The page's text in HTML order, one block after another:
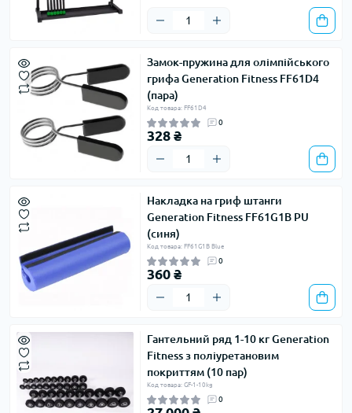
Замок-пружина для олімпійського
грифа Generation Fitness FF61D4
(пара)
Код товара: FF61D4
0
328 ₴
Накладка на гриф штанги
Generation Fitness FF61G1B PU
(синя)
Код товара: FF61G1B Blue
0
360 ₴
Гантельний ряд 1-10 кг Generation
Fitness з поліуретановим
покриттям (10 пар)
Код товара: GF-1-10kg
0